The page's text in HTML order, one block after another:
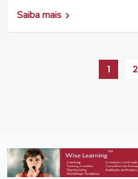
Recuperação e Resiliência (PRR).
Saiba mais
1 2